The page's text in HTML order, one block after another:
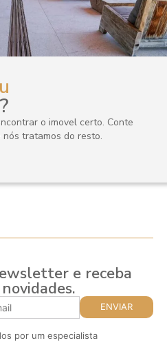
o imovel certo. Conte
tratamos do resto.
e receba
por um especialista